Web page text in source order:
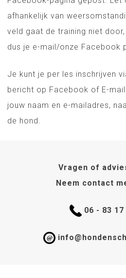
afhankelijk van
veld gaat de training niet
dus je e-mail/onze Facebook
Je kunt je per les inschrijven
bericht op Facebook of E-
jouw naam en e-mailadres,
de hond.
Vragen of
Neem contact
06 - 83 17
@